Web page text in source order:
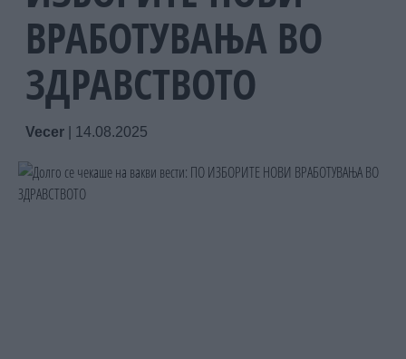
ВРАБОТУВАЊА ВО
ЗДРАВСТВОТО
Vecer 14.08.2025